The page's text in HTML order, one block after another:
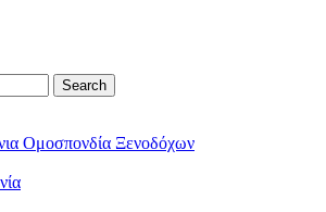
Search
Ομοσπονδία Ξενοδόχων